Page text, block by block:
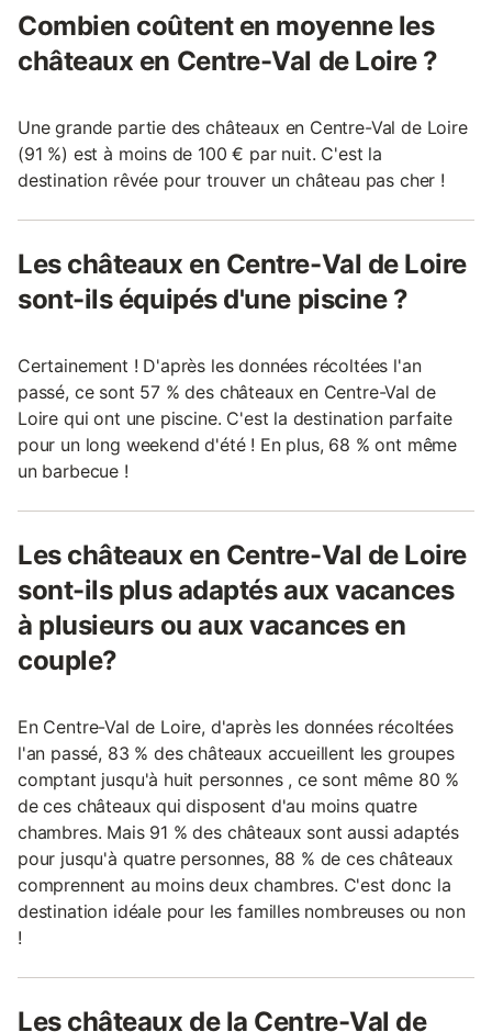
Combien coûtent en moyenne les
châteaux en Centre-Val de Loire ?
Une grande partie des châteaux en Centre-Val de Loire
(91 %) est à moins de 100 € par nuit. C'est la
destination rêvée pour trouver un château pas cher !
Les châteaux en Centre-Val de Loire
sont-ils équipés d'une piscine ?
Certainement ! D'après les données récoltées l'an
passé, ce sont 57 % des châteaux en Centre-Val de
Loire qui ont une piscine. C'est la destination parfaite
pour un long weekend d'été ! En plus, 68 % ont même
un barbecue !
Les châteaux en Centre-Val de Loire
sont-ils plus adaptés aux vacances
à plusieurs ou aux vacances en
couple?
En Centre-Val de Loire, d'après les données récoltées
l'an passé, 83 % des châteaux accueillent les groupes
comptant jusqu'à huit personnes , ce sont même 80 %
de ces châteaux qui disposent d'au moins quatre
chambres. Mais 91 % des châteaux sont aussi adaptés
pour jusqu'à quatre personnes, 88 % de ces châteaux
comprennent au moins deux chambres. C'est donc la
destination idéale pour les familles nombreuses ou non
!
Les châteaux de la Centre-Val de